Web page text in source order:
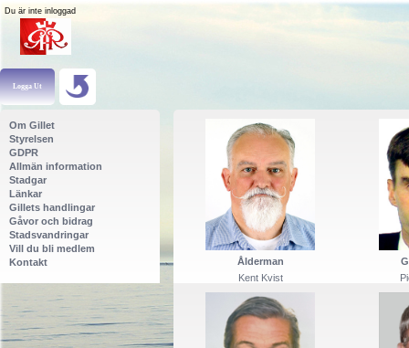
Du är inte inloggad
Om Gillet
Styrelsen
GDPR
Allmän information
Stadgar
Länkar
Gillets handlingar
Gåvor och bidrag
Stadsvandringar
Vill du bli medlem
Kontakt
Ålderman
Kent Kvist